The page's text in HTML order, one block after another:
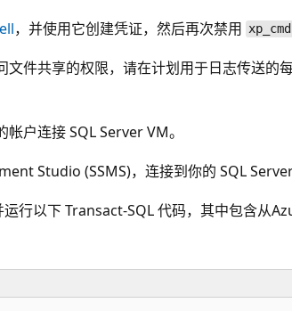
，并使用它创建凭证，然后再次禁用
文件共享的权限，请在计划用于日志传送的
帐户连接 SQL Server VM。
Studio (SSMS)，连接到你的 SQL Server
行以下 Transact-SQL 代码，其中包含从